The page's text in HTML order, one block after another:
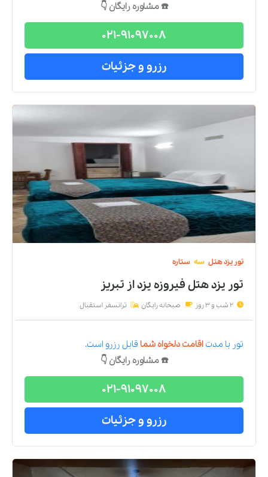
☎️ مشاوره رایگان 👇
021-91097008
رزرو و جزئیات
تور یزدهتل سه ستاره
تور یزد هتل فیروزه یزداز تبریز
2 شب و 3 روز صبحانه رایگان ترانسفر استقبال
تور با مدتاقامت دلخواه شما قابل رزرو است.
☎️ مشاوره رایگان 👇
021-91097008
رزرو و جزئیات